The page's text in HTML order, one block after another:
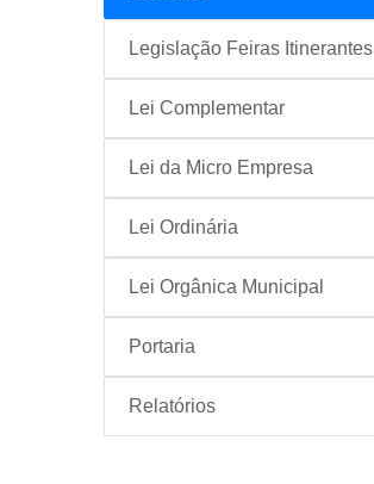
Legislação Feiras Itinerantes
Lei Complementar
Lei da Micro Empresa
Lei Ordinária
Lei Orgânica Municipal
Portaria
Relatórios